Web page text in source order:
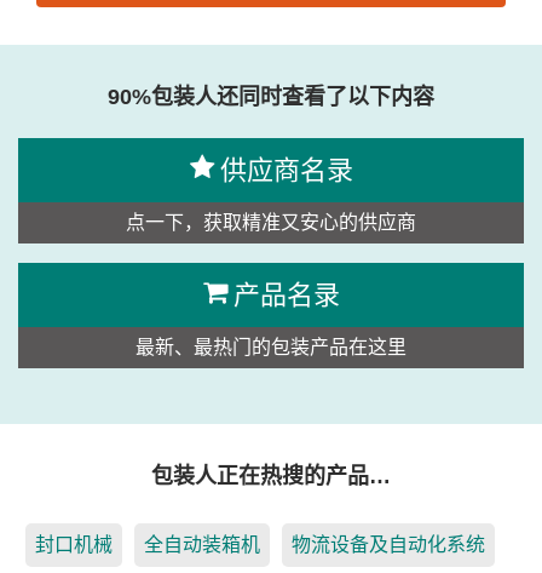
90%包装人还同时查看了以下内容
供应商名录
点一下，获取精准又安心的供应商
产品名录
最新、最热门的包装产品在这里
包装人正在热搜的产品…
封口机械 全自动装箱机 物流设备及自动化系统